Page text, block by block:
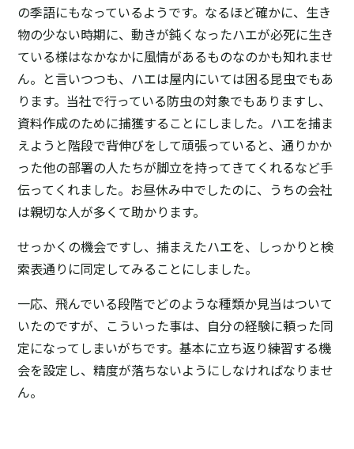
の季語にもなっているようです。なるほど確かに、生き
物の少ない時期に、動きが鈍くなったハエが必死に生き
ている様はなかなかに風情があるものなのかも知れませ
ん。と言いつつも、ハエは屋内にいては困る昆虫でもあ
ります。当社で行っている防虫の対象でもありますし、
資料作成のために捕獲することにしました。ハエを捕ま
えようと階段で背伸びをして頑張っていると、通りかか
った他の部署の人たちが脚立を持ってきてくれるなど手
伝ってくれました。お昼休み中でしたのに、うちの会社
は親切な人が多くて助かります。
せっかくの機会ですし、捕まえたハエを、しっかりと検
索表通りに同定してみることにしました。
一応、飛んでいる段階でどのような種類か見当はついて
いたのですが、こういった事は、自分の経験に頼った同
定になってしまいがちです。基本に立ち返り練習する機
会を設定し、精度が落ちないようにしなければなりませ
ん。